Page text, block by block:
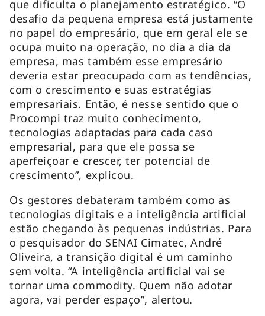
que dificulta o planejamento estratégico. “O
desafio da pequena empresa está justamente
no papel do empresário, que em geral ele se
ocupa muito na operação, no dia a dia da
empresa, mas também esse empresário
deveria estar preocupado com as tendências,
com o crescimento e suas estratégias
empresariais. Então, é nesse sentido que o
Procompi traz muito conhecimento,
tecnologias adaptadas para cada caso
empresarial, para que ele possa se
aperfeiçoar e crescer, ter potencial de
crescimento”, explicou.
Os gestores debateram também como as
tecnologias digitais e a inteligência artificial
estão chegando às pequenas indústrias. Para
o pesquisador do SENAI Cimatec, André
Oliveira, a transição digital é um caminho
sem volta. “A inteligência artificial vai se
tornar uma commodity. Quem não adotar
agora, vai perder espaço”, alertou.